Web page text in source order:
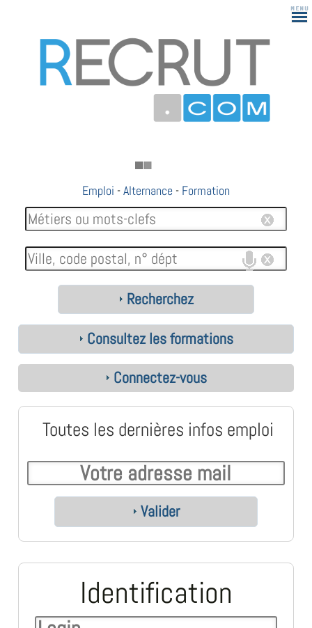
Emploi -Alternance - Formation
Recherchez
Consultez les formations
Connectez-vous
Toutes les dernières infos emploi
Valider
Identification